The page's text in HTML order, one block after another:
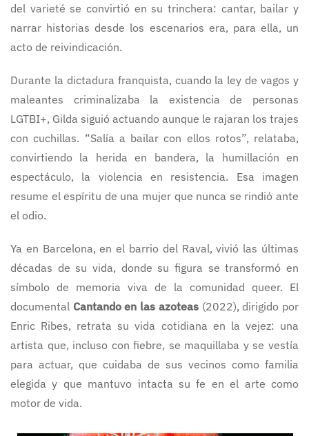
del varieté se convirtió en su trinchera: cantar, bailar y
narrar historias desde los escenarios era, para ella, un
acto de reivindicación.
Durante la dictadura franquista, cuando la ley de vagos y
maleantes criminalizaba la existencia de personas
LGTBI+, Gilda siguió actuando aunque le rajaran los trajes
con cuchillas. “Salía a bailar con ellos rotos”, relataba,
convirtiendo la herida en bandera, la humillación en
espectáculo, la violencia en resistencia. Esa imagen
resume el espíritu de una mujer que nunca se rindió ante
el odio.
Ya en Barcelona, en el barrio del Raval, vivió las últimas
décadas de su vida, donde su figura se transformó en
símbolo de memoria viva de la comunidad queer. El
documental Cantando en las azoteas(2022), dirigido por
Enric Ribes, retrata su vida cotidiana en la vejez: una
artista que, incluso con fiebre, se maquillaba y se vestía
para actuar, que cuidaba de sus vecinos como familia
elegida y que mantuvo intacta su fe en el arte como
motor de vida.